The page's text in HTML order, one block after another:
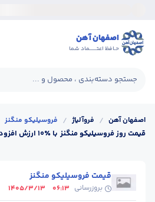
اصفهان آهن
حـافظ اعتــــــماد شما
جستجو دسته‌بندی ، محصول و ...
اصفهان آهن / فروآلیاژ / فروسیلیکو منگنز
قیمت روز فروسیلیکو منگنز با ٪۱۰ ارزش افزوده
قیمت فروسیلیکو منگنز
بروزرسانی 06:13
1405/3/13